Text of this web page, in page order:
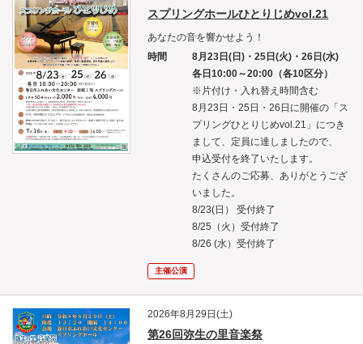
スプリングホールひとりじめvol.21
あなたの音を響かせよう！
時間
8月23日(日)・25日(火)・26日(水)
各日10:00～20:00（各10区分）
※片付け・入れ替え時間含む
8月23日・25日・26日に開催の「ス
プリングひとりじめvol.21」につき
まして、定員に達しましたので、
申込受付を終了いたします。
たくさんのご応募、ありがとうござ
いました。
8/23(日） 受付終了
8/25（火）受付終了
8/26 (水）受付終了
主催公演
2026年8月29日(土)
第26回弥生の里音楽祭